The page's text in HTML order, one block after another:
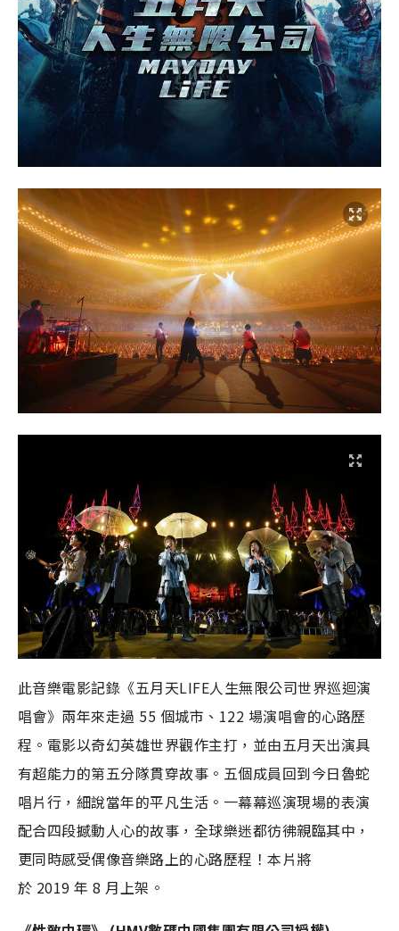
此音樂電影記錄《五月天LIFE人生無限公司世界巡迴演
唱會》 兩年來走過 55 個城市、 122 場演唱會的心路歷
程 。電影以奇幻英雄世界觀作主打，並由五月天出演具
有超能力的第五分隊貫穿故事。五個成員回到今日魯蛇
唱片行，細說當年的平凡生活。一幕幕巡演現場的表演
配合四段撼動人心的故事，全球樂迷都彷彿親臨其中，
更同時感受偶像音樂路上的心路歷程！本片將
於 2019 年 8 月上架。